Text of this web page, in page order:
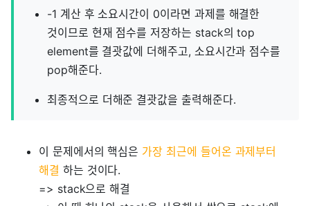
-1 계산 후 소요시간이 0이라면 과제를 해결한
것이므로 현재 점수를 저장하는 stack의 top
element를 결괏값에 더해주고, 소요시간과 점수를
pop해준다.
최종적으로 더해준 결괏값을 출력해준다.
이 문제에서의 핵심은 가장 최근에 들어온 과제부터
해결 하는 것이다.
=> stack으로 해결